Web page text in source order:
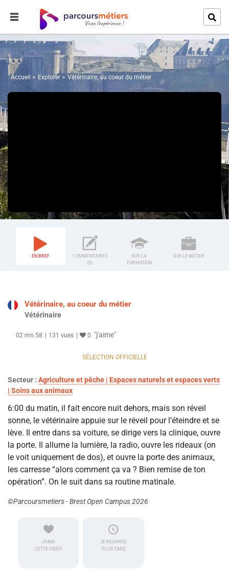
Accueil Explorer Vétérinaire, au coeur du métier
EN BREF
COMMENTAIRES
(0)
SUR LA
FORMATION
SUR LE MÉTIER
Vétérinaire, au coeur du métier
Vétérinaire
02 mn 58 131 vues 0 "j'aime"
SÉLECTION OFFICIELLE
Secteur : Agriculture et pêche | Espaces naturels et espaces verts
| Soins aux animaux
6:00 du matin, il fait encore nuit dehors, mais son réveil
sonne, le vétérinaire appuie sur le réveil pour l’éteindre et se
lève. Il entre dans sa voiture, se dirige vers la clinique, ouvre
la porte. Il allume la lumière, la radio, ouvre les rideaux (on
le voit uniquement de dos), et ouvre la porte des animaux,
les carresse “alors comment ça va ? Bien remise de ton
opération”. On le suit dans sa routine matinale.
©Parcoursmetiers - Brest Open Campus 2026
J'AIME
CETTE VIDÉO
JE REGARDE
PLUS TARD